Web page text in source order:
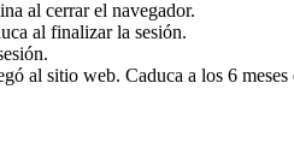
al cerrar el navegador.
al finalizar la sesión.
al sitio web. Caduca a los 6